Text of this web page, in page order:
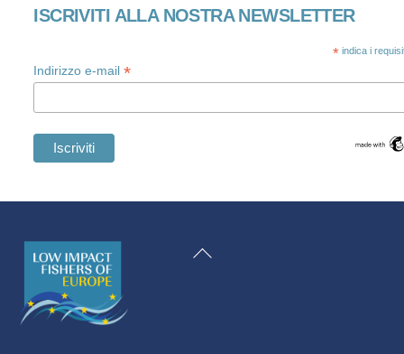
ISCRIVITI ALLA NOSTRA NEWSLETTER
* indica i
Indirizzo e-mail*
Torna
Swedish